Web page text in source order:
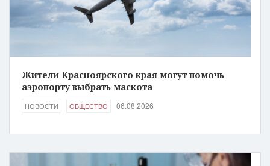
Жители Красноярского края могут помочь
аэропорту выбрать маскота
НОВОСТИ ОБЩЕСТВО 06.08.2026